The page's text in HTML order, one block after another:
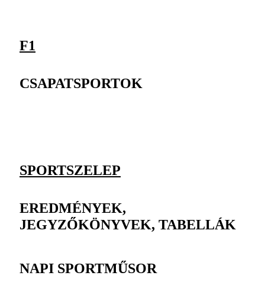
F1
CSAPATSPORTOK
SPORTSZELEP
EREDMÉNYEK,
JEGYZŐKÖNYVEK, TABELLÁK
NAPI SPORTMŰSOR